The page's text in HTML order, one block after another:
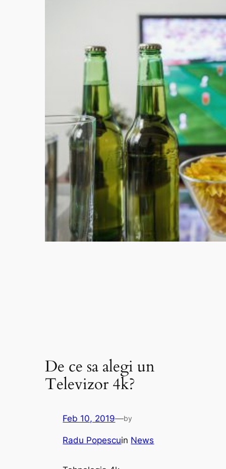
De ce sa alegi un
Televizor 4k?
Feb 10, 2019—by
Radu Popescuin News